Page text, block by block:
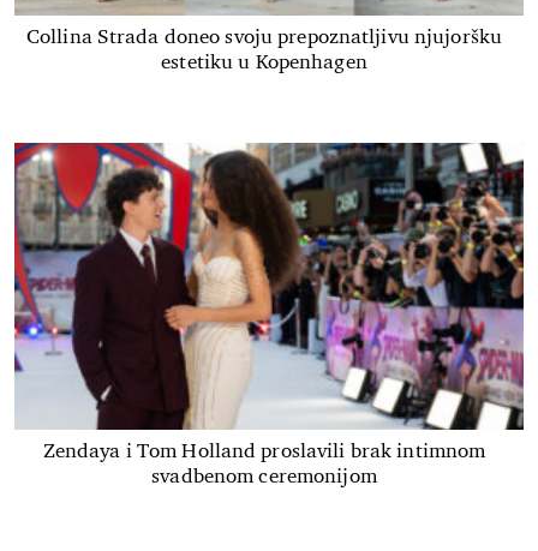
Collina Strada doneo svoju prepoznatljivu njujoršku
estetiku u Kopenhagen
Zendaya i Tom Holland proslavili brak intimnom
svadbenom ceremonijom